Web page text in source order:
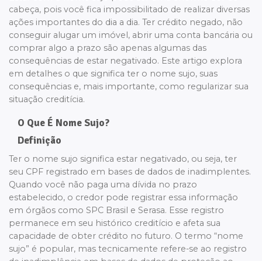
cabeça, pois você fica impossibilitado de realizar diversas
ações importantes do dia a dia. Ter crédito negado, não
conseguir alugar um imóvel, abrir uma conta bancária ou
comprar algo a prazo são apenas algumas das
consequências de estar negativado. Este artigo explora
em detalhes o que significa ter o nome sujo, suas
consequências e, mais importante, como regularizar sua
situação creditícia.
O Que É Nome Sujo?
Definição
Ter o nome sujo significa estar negativado, ou seja, ter
seu CPF registrado em bases de dados de inadimplentes.
Quando você não paga uma dívida no prazo
estabelecido, o credor pode registrar essa informação
em órgãos como SPC Brasil e Serasa. Esse registro
permanece em seu histórico creditício e afeta sua
capacidade de obter crédito no futuro. O termo “nome
sujo” é popular, mas tecnicamente refere-se ao registro